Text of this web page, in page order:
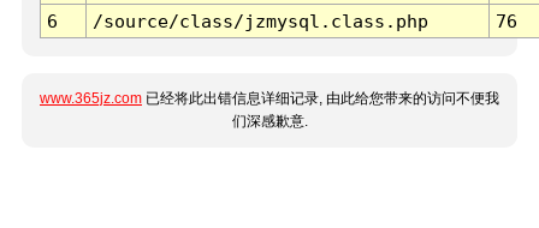
6
/source/class/jzmysql.class.php 76
www.365jz.com 已经将此出错信息详细记录, 由此给您带来的访问不便我
们深感歉意.